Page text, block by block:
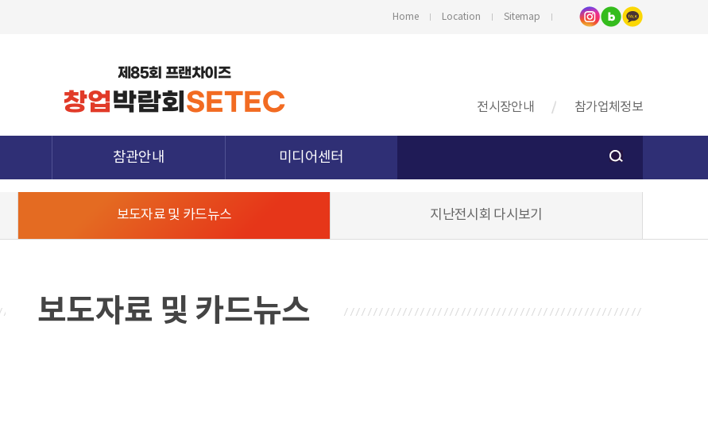
Home Location Sitemap
제85회 프랜차이즈
창업박람회 SETEC 전시장안내 참가업체정보
참관안내
참가업체정보
전시장 오시는 길
미디어센터
보도자료 및 카드뉴스 지난전시회 다시보기
보도자료 및 카드뉴스